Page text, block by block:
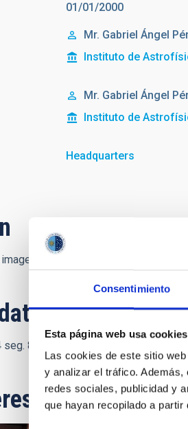
Consentimiento
Esta página web usa cookies
Las cookies de este sitio
y analizar el tráfico.
redes sociales, publicidad y
que hayan recopilado a
01/01/2000
Mr. Gabriel Ángel
Instituto de
Mr. Gabriel Ángel
Instituto de
Headquarters
by SOHO (LASCO)
8,6 MB
you